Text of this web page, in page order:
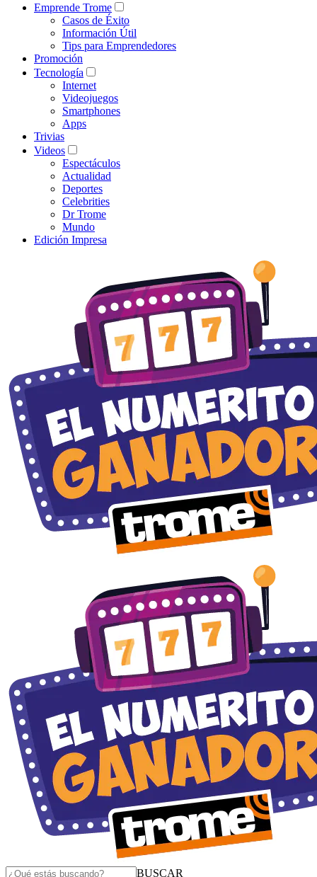
Emprende Trome
Casos de Éxito
Información Útil
Tips para Emprendedores
Promoción
Tecnología
Internet
Videojuegos
Smartphones
Apps
Trivias
Videos
Espectáculos
Actualidad
Deportes
Celebrities
Dr Trome
Mundo
Edición Impresa
BUSCAR